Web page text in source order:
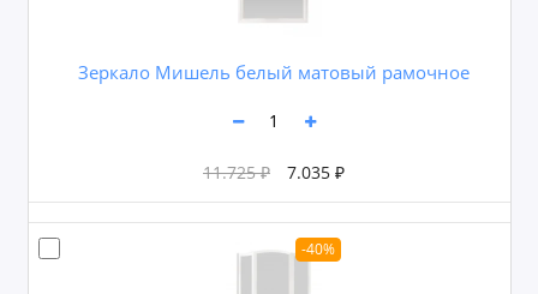
Зеркало Мишель белый матовый рамочное
11.725 ₽ 7.035 ₽
-40%